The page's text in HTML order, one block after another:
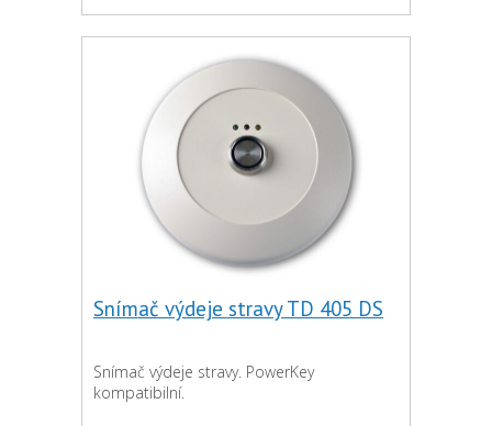
Snímač výdeje stravy TD 405 DS
Snímač výdeje stravy. PowerKey
kompatibilní.